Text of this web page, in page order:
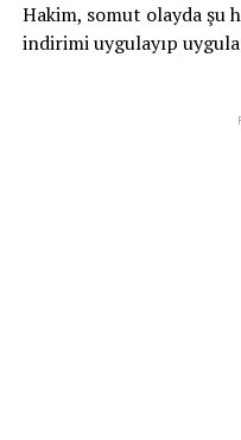
Hakim, somut olayda şu
indirimi uygulayıp